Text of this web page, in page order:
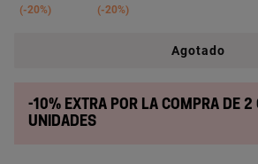
-20%
-20%
Agotado
-10% extra por la compra de 2
unidades